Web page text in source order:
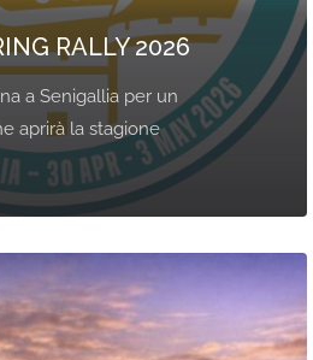
RALLY 2026
a Senigallia per un
aprirà la stagione